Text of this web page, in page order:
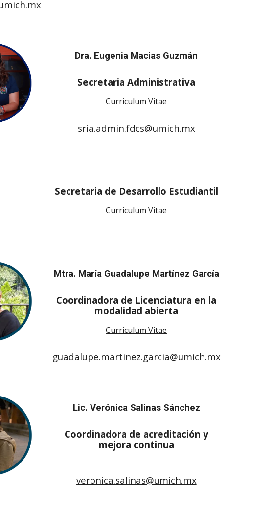
Dra. Eugenia Macias Guzmán
Secretaria Administrativa
Curriculum Vitae
sria.admin.fdcs@umich.mx
Secretaria de Desarrollo Estudiantil
Curriculum Vitae
Mtra. María Guadalupe Martínez García
Coordinadora de Licenciatura en la
modalidad abierta
Curriculum Vitae
guadalupe.martinez.garcia@umich.mx
Lic. Verónica Salinas Sánchez
Coordinadora de acreditación y
mejora continua
veronica.salinas@umich.mx